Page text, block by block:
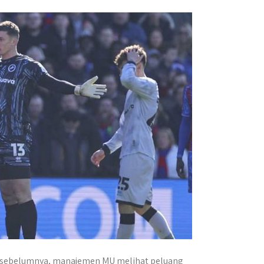
manajemen MU melihat peluang